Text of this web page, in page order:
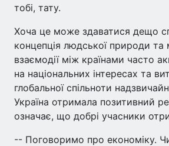
тобі, тату.
Хоча це може здаватися дещо
концепція людської природи та
взаємодії між країнами часто
на національних інтересах та
глобальної спільноти
Україна отримала позитивний
означає, що добрі учасники
-- Поговоримо про економіку.